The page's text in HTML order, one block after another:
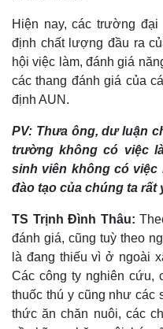
Hiện nay, các trường
định chất lượng đầu ra
hội việc làm, đánh giá
các thang đánh giá của
định AUN.
PV: Thưa ông, dư luận
trường không có việc
sinh viên không có việc
đào tạo của chúng ta
TS Trịnh Đình Thâu:
đánh giá, cũng tuỳ theo
là đang thiếu vì ở ngoài
Các công ty nghiên cứu,
thuốc thú y cũng như các
thức ăn chăn nuôi, các